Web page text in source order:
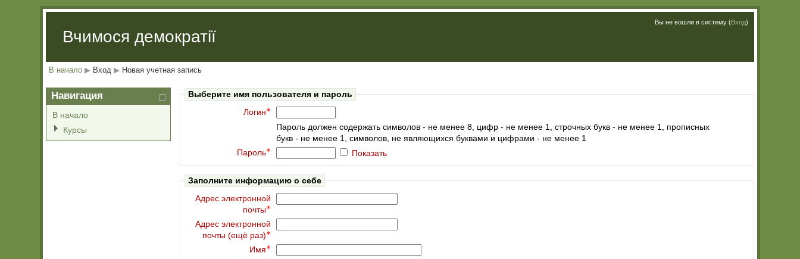
Вчимося демократії
Вы не вошли в систему (Вход)
В начало ▶ Вход ▶ Новая учетная запись
Выберите имя пользователя и пароль
Логин
Пароль должен содержать символов - не менее 8, цифр - не менее 1, строчных букв - не менее 1, прописных
букв - не менее 1, символов, не являющихся буквами и цифрами - не менее 1
Пароль
Показать
Заполните информацию о себе
Адрес электронной
почты
Адрес электронной
почты (ещё раз)
Имя
Навигация
В начало
Курсы